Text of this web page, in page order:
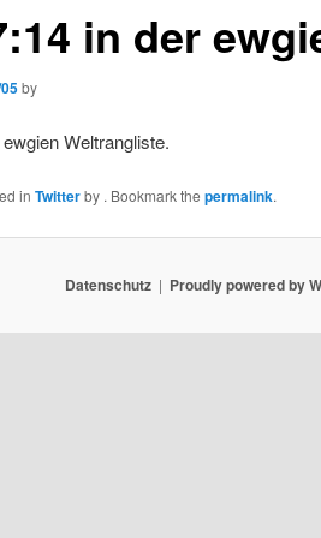
in der
by
Weltrangliste.
in Twitterby . Bookmark the permalink.
Datenschutz Proudly powered by